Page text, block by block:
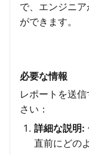
で、エンジニ
ができます。
必要な情報
レポートを送
さい：
詳細な説明:
直前にどの